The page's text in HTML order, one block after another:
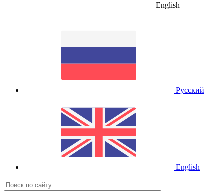
English
Русский
English